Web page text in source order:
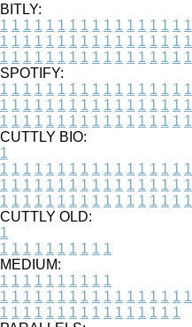
BITLY:
1 1 1 1 1 1 1 1 1 1 1 1 1 1 1 1 1
1 1 1 1 1 1 1 1 1 1 1 1 1 1 1 1 1
1 1 1 1 1 1 1 1 1 1 1 1 1 1 1 1 1
SPOTIFY:
1 1 1 1 1 1 1 1 1 1 1 1 1 1 1 1 1
1 1 1 1 1 1 1 1 1 1 1 1 1 1 1 1 1
1 1 1 1 1 1 1 1 1 1 1 1 1 1 1 1 1
CUTTLY BIO:
1
1 1 1 1 1 1 1 1 1 1 1 1 1 1 1 1 1
1 1 1 1 1 1 1 1 1 1 1 1 1 1 1 1 1
1 1 1 1 1 1 1 1 1 1 1 1 1 1 1 1 1
CUTTLY OLD:
1
1 1 1 1 1 1 1 1 1 1
MEDIUM:
1 1 1 1 1 1 1 1 1 1
1 1 1 1 1 1 1 1 1 1 1 1 1 1 1 1 1
1 1 1 1 1 1 1 1 1 1 1 1 1 1 1 1